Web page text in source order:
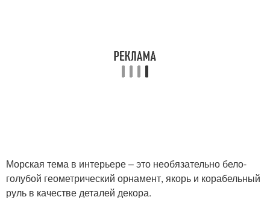
Морская тема в интерьере – это необязательно бело-
голубой геометрический орнамент, якорь и корабельный
руль в качестве деталей декора.